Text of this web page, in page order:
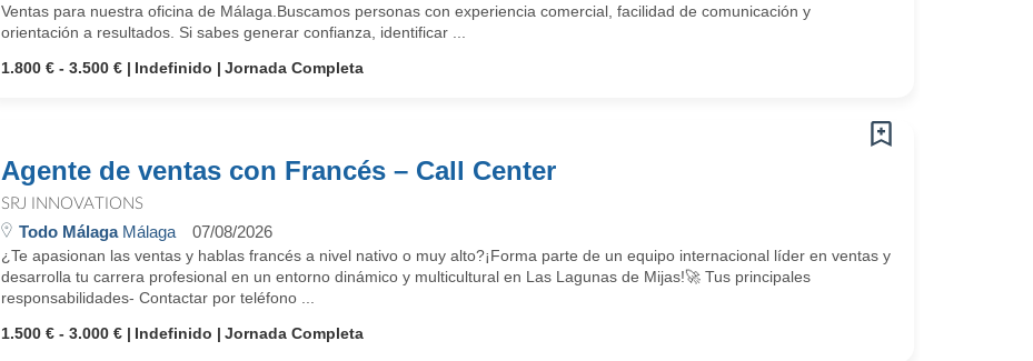
Ventas para nuestra oficina de Málaga.Buscamos personas con experiencia comercial, facilidad de comunicación y
orientación a resultados. Si sabes generar confianza, identificar ...
1.800 € - 3.500 €
Indefinido Jornada Completa
Agente de ventas con Francés – Call Center
SRJ INNOVATIONS
Todo MálagaMálaga 07/08/2026
¿Te apasionan las ventas y hablas francés a nivel nativo o muy alto?¡Forma parte de un equipo internacional líder en ventas y
desarrolla tu carrera profesional en un entorno dinámico y multicultural en Las Lagunas de Mijas!🚀 Tus principales
responsabilidades- Contactar por teléfono ...
1.500 € - 3.000 €
Indefinido Jornada Completa